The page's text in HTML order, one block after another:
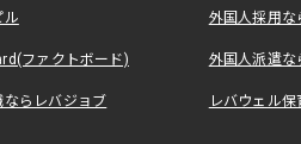
ル 外国人採用
ファクトボード) 外国人派遣な
ならレバジョブ レバウェル